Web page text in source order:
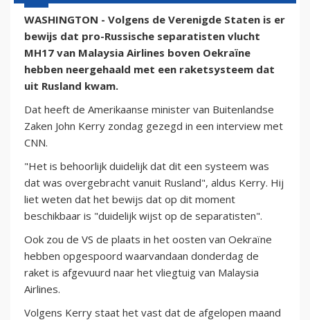
WASHINGTON - Volgens de Verenigde Staten is er
bewijs dat pro-Russische separatisten vlucht
MH17 van Malaysia Airlines boven Oekraïne
hebben neergehaald met een raketsysteem dat
uit Rusland kwam.
Dat heeft de Amerikaanse minister van Buitenlandse
Zaken John Kerry zondag gezegd in een interview met
CNN.
"Het is behoorlijk duidelijk dat dit een systeem was
dat was overgebracht vanuit Rusland", aldus Kerry. Hij
liet weten dat het bewijs dat op dit moment
beschikbaar is "duidelijk wijst op de separatisten".
Ook zou de VS de plaats in het oosten van Oekraïne
hebben opgespoord waarvandaan donderdag de
raket is afgevuurd naar het vliegtuig van Malaysia
Airlines.
Volgens Kerry staat het vast dat de afgelopen maand